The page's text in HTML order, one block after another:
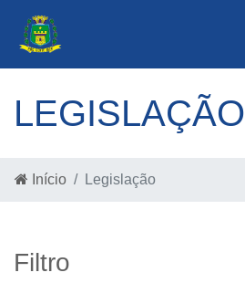
LEGISLAÇÃO
Início Legislação
Filtro